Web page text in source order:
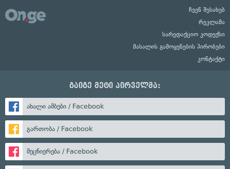
ჩვენ შესახებ
რეკლამა
სარედაქციო კოდექსი
მასალის გამოყენების პირობები
კონტაქტი
გაიგე მეტი პირველმა:
ახალი ამბები / Facebook
გართობა / Facebook
მეცნიერება / Facebook